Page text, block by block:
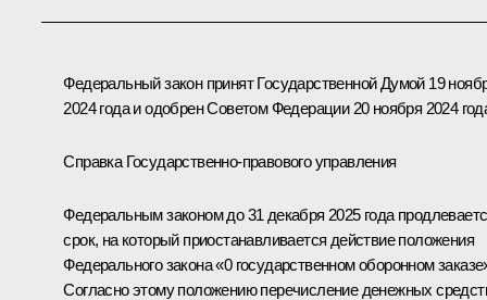
Федеральный закон принят Государственной Думой 19
2024 года и одобрен Советом Федерации 20 ноября 2024
Справка Государственно-правового управления
Федеральным законом до 31 декабря 2025 года
срок, на который приостанавливается действие положения
Федерального закона «0 государственном оборонном
Согласно этому положению перечисление денежных